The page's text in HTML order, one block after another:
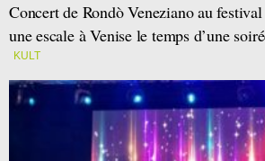
Concert de Rondò Veneziano au
une escale à Venise le temps d’une
KULT